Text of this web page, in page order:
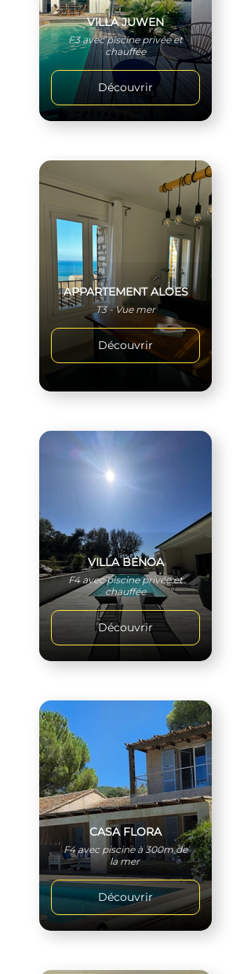
VILLA JUWEN
F3 avec piscine privée et
chauffée
Découvrir
APPARTEMENT ALOES
T3 - Vue mer
Découvrir
VILLA BENOA
F4 avec piscine privée et
chauffée
Découvrir
CASA FLORA
F4 avec piscine à 300m de
la mer
Découvrir